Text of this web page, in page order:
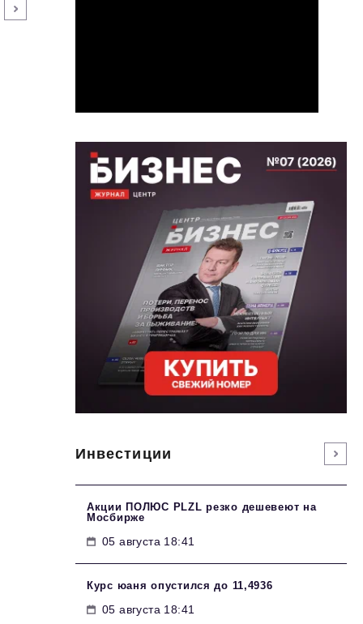
Инвестиции
Акции ПОЛЮС PLZL резко дешевеют на
Мосбирже
05 августа 18:41
Курс юаня опустился до 11,4936
05 августа 18:41